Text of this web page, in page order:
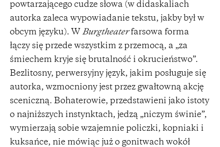
powtarzającego cudze słowa (w didaskaliach
autorka zaleca wypowiadanie tekstu, jakby był w
obcym języku). W Burgtheaterfarsowa forma
łączy się przede wszystkim z przemocą, a „za
śmiechem kryje się brutalność i okrucieństwo”.
Bezlitosny, perwersyjny język, jakim posługuje się
autorka, wzmocniony jest przez gwałtowną akcję
sceniczną. Bohaterowie, przedstawieni jako istoty
o najniższych instynktach, jedzą „niczym świnie”,
wymierzają sobie wzajemnie policzki, kopniaki i
kuksańce, nie mówiąc już o gonitwach wokół